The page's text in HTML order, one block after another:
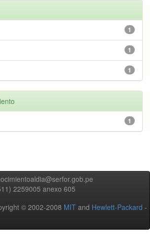
1
1
1
1
2259005 anexo 605
© 2002-2008 MIT and Hewlett-Packard -